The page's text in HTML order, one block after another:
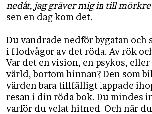
nedåt, jag gräver mig in till
sen en dag kom det.
Du vandrade nedför bygatan och
i flodvågor av det röda. Av rök
Var det en vision, en psykos,
värld, bortom hinnan? Den som
värden bara tillfälligt lappade
resan i din röda bok. Du mindes
varför du velat hitned. Och när